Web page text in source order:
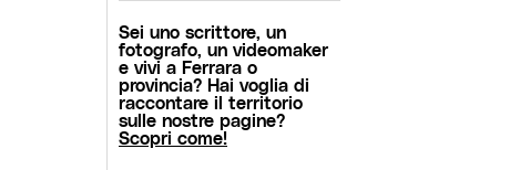
Sei uno scrittore, un
fotografo, un videomaker
e vivi a Ferrara o
provincia? Hai voglia di
raccontare il territorio
sulle nostre pagine?
Scopri come!